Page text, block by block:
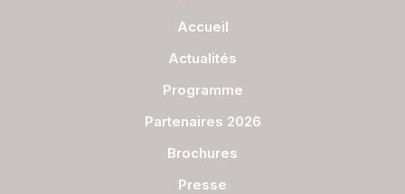
Accueil
Actualités
Programme
Partenaires 2026
Brochures
Presse